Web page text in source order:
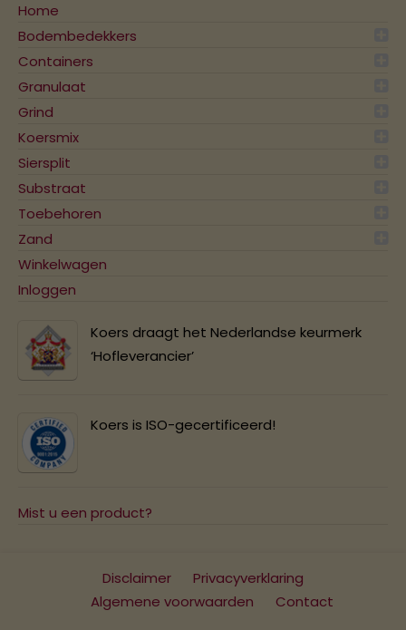
Home
Bodembedekkers
Containers
Granulaat
Grind
Koersmix
Siersplit
Substraat
Toebehoren
Zand
Winkelwagen
Inloggen
Koers draagt het Nederlandse keurmerk
‘Hofleverancier’
Koers is ISO-gecertificeerd!
Mist u een product?
Disclaimer
Privacyverklaring
Algemene voorwaarden
Contact